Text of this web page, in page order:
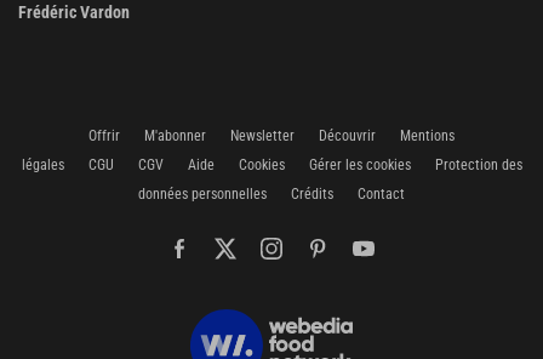
Frédéric Vardon
Offrir M'abonner Newsletter Découvrir
Mentions
légales
CGU CGV Aide Cookies Gérer les cookies
Protection des
données personnelles
Crédits Contact